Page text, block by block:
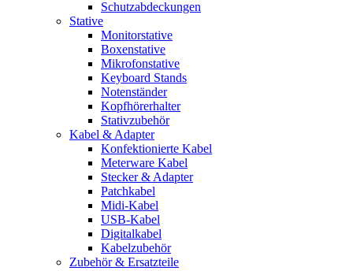
Schutzabdeckungen
Stative
Monitorstative
Boxenstative
Mikrofonstative
Keyboard Stands
Notenständer
Kopfhörerhalter
Stativzubehör
Kabel & Adapter
Konfektionierte Kabel
Meterware Kabel
Stecker & Adapter
Patchkabel
Midi-Kabel
USB-Kabel
Digitalkabel
Kabelzubehör
Zubehör & Ersatzteile